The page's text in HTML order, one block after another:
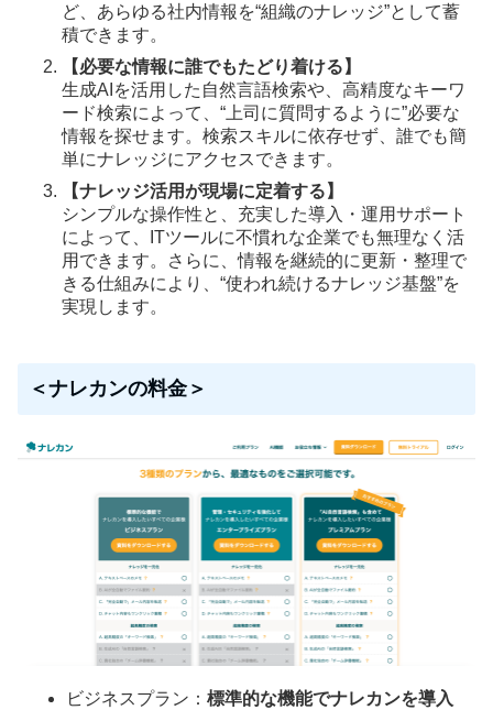
ど、あらゆる社内情報を“組織のナレッジ”として蓄
積できます。
【必要な情報に誰でもたどり着ける】
生成AIを活用した自然言語検索や、高精度なキーワ
ード検索によって、“上司に質問するように”必要な
情報を探せます。検索スキルに依存せず、誰でも簡
単にナレッジにアクセスできます。
【ナレッジ活用が現場に定着する】
シンプルな操作性と、充実した導入・運用サポート
によって、ITツールに不慣れな企業でも無理なく活
用できます。さらに、情報を継続的に更新・整理で
きる仕組みにより、“使われ続けるナレッジ基盤”を
実現します。
＜ナレカンの料金＞
ビジネスプラン： 標準的な機能でナレカンを導入